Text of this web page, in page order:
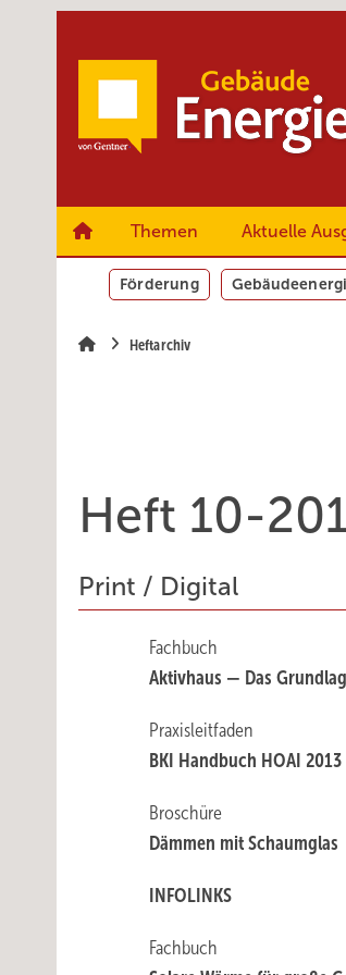
Themen Aktuelle
Förderung
Heftarchiv
Heft 10-
Print / Digital
Fachbuch
Aktivhaus — Das
Praxisleitfaden
BKI Handbuch HOAI 2013
Broschüre
Dämmen mit Schaumglas
INFOLINKS
Fachbuch